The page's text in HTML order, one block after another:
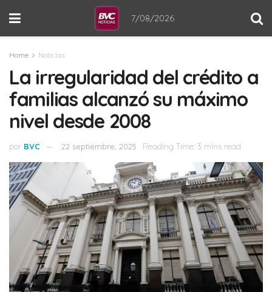
7/08/2026
Home Noticias
La irregularidad del crédito a
familias alcanzó su máximo
nivel desde 2008
por BVC 22 septiembre, 2025 Reading Time: 3 mins read